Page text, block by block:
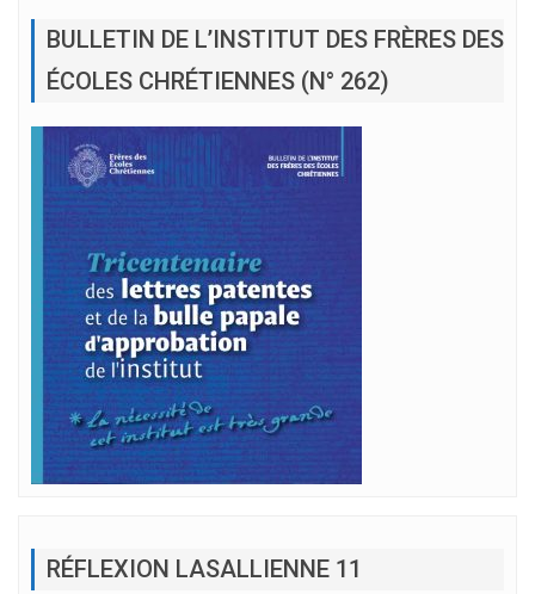
BULLETIN DE L’INSTITUT DES FRÈRES DES
ÉCOLES CHRÉTIENNES (N° 262)
RÉFLEXION LASALLIENNE 11